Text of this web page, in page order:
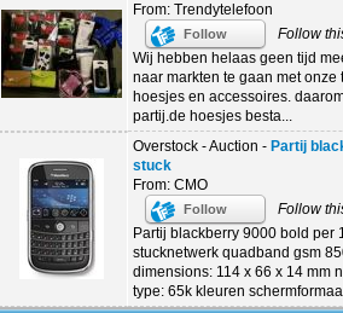
From: Trendytelefoon
Follow
Follow
Wij hebben helaas geen tijd
naar markten te gaan met onze
hoesjes en accessoires.
partij.de hoesjes besta...
Overstock - Auction - Partij
stuck
From: CMO
Follow
Follow
Partij blackberry 9000 bold per
stucknetwerk quadband gsm
dimensions: 114 x 66 x 14 mm
type: 65k kleuren